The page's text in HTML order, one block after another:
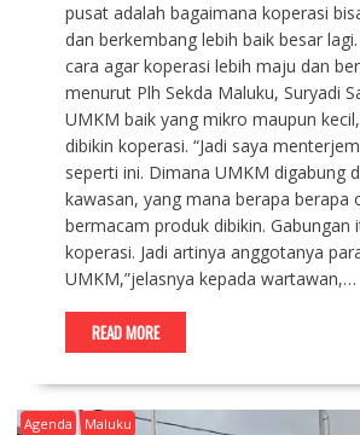
pusat adalah bagaimana koperasi
dan berkembang lebih baik besar
cara agar koperasi lebih maju dan
menurut Plh Sekda Maluku, Suryadi
UMKM baik yang mikro maupun
dibikin koperasi. “Jadi saya
seperti ini. Dimana UMKM digabung
kawasan, yang mana berapa berapa
bermacam produk dibikin. Gabungan
koperasi. Jadi artinya anggotanya
UMKM,”jelasnya kepada wartawan,…
READ MORE
Agenda Maluku